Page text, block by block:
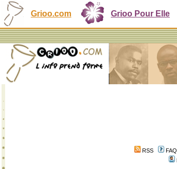
Grioo.com Grioo Pour Elle
RSS FAQ